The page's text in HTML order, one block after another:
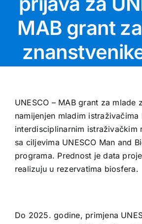
MAB grant
UNESCO – MAB grant za mlade
namijenjen mladim
interdisciplinarnim istraživačkim
sa ciljevima UNESCO Man and
programa. Prednost je data
realizuju u rezervatima biosfera.
Do 2025. godine, primjena